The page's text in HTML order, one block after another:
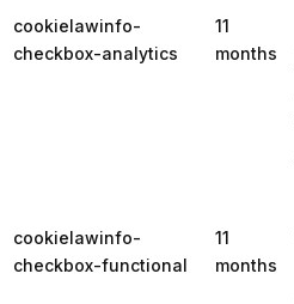
cookielawinfo-
checkbox-analytics
11
months
cookielawinfo-
checkbox-functional
11
months